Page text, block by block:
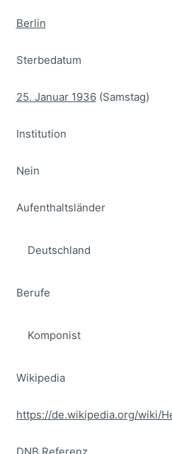
Berlin
Sterbedatum
25. Januar 1936(Samstag)
Institution
Nein
Aufenthaltsländer
Deutschland
Berufe
Komponist
Wikipedia
https://de.wikipedia.org/wiki/